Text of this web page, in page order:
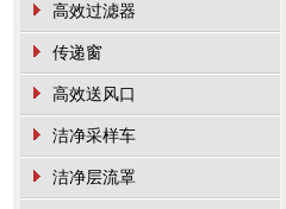
高效过滤器
传递窗
高效送风口
洁净采样车
洁净层流罩